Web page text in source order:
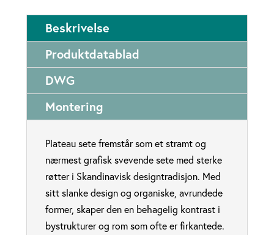
Beskrivelse
Produktdatablad
DWG
Montering
Plateau sete fremstår som et stramt og
nærmest grafisk svevende sete med sterke
røtter i Skandinavisk designtradisjon. Med
sitt slanke design og organiske, avrundede
former, skaper den en behagelig kontrast i
bystrukturer og rom som ofte er firkantede.